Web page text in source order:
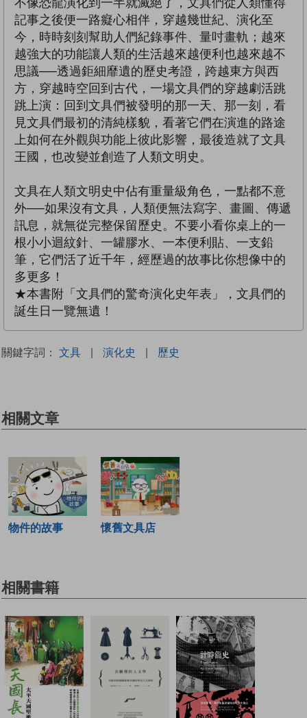
不像恐龍演化到一半就滅絕了，文具們從人類懂得
記事之後便一路癡心相伴，穿越幾世紀、演化至
今，時時刻刻幫助人們紀錄事件、量吋畫軌；越來
越強大的功能讓人類的生活越來越便利也越來越不
思議──透過鉅細靡遺的歷史考證，跨越東方與西
方，穿越時空回到古代，一場文具們的穿越劇活跳
跳上演：回到文具們被發明的那一天、那一刻，看
見文具們最初的清純樣貌，看著它們在演進的路途
上如何在外觀與功能上彼此影響，最後造就了文具
王國，也改變並創造了人類文明史。
文具在人類文明史中佔有重量級角色，一點都不意
外──如果沒有文具，人類便無法寫字、畫圖、傳遞
訊息，就無從完整保留歷史。不要小看你桌上的一
根小小迴紋針、一罐膠水、一本便利貼、一支鉛
筆，它們活了近千年，經歷過的故事比你想像中的
多更多！
★本書附「文具們的驚奇演化史年表」，文具們的
誕生日一覽無遺！
關鍵字詞： 文具 | 演化史 | 歷史
相關文章
物件的故事 懷舊文具店
相關書籍